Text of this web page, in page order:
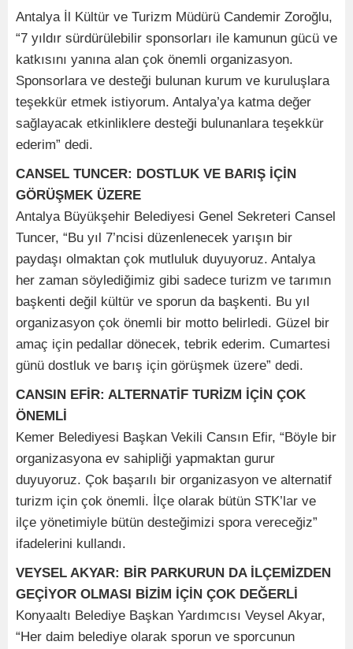
Antalya İl Kültür ve Turizm Müdürü Candemir Zoroğlu,
“7 yıldır sürdürülebilir sponsorları ile kamunun gücü ve
katkısını yanına alan çok önemli organizasyon.
Sponsorlara ve desteği bulunan kurum ve kuruluşlara
teşekkür etmek istiyorum. Antalya’ya katma değer
sağlayacak etkinliklere desteği bulunanlara teşekkür
ederim” dedi.
CANSEL TUNCER: DOSTLUK VE BARIŞ İÇİN
GÖRÜŞMEK ÜZERE
Antalya Büyükşehir Belediyesi Genel Sekreteri Cansel
Tuncer, “Bu yıl 7’ncisi düzenlenecek yarışın bir
paydaşı olmaktan çok mutluluk duyuyoruz. Antalya
her zaman söylediğimiz gibi sadece turizm ve tarımın
başkenti değil kültür ve sporun da başkenti. Bu yıl
organizasyon çok önemli bir motto belirledi. Güzel bir
amaç için pedallar dönecek, tebrik ederim. Cumartesi
günü dostluk ve barış için görüşmek üzere” dedi.
CANSIN EFİR: ALTERNATİF TURİZM İÇİN ÇOK
ÖNEMLİ
Kemer Belediyesi Başkan Vekili Cansın Efir, “Böyle bir
organizasyona ev sahipliği yapmaktan gurur
duyuyoruz. Çok başarılı bir organizasyon ve alternatif
turizm için çok önemli. İlçe olarak bütün STK’lar ve
ilçe yönetimiyle bütün desteğimizi spora vereceğiz”
ifadelerini kullandı.
VEYSEL AKYAR: BİR PARKURUN DA İLÇEMİZDEN
GEÇİYOR OLMASI BİZİM İÇİN ÇOK DEĞERLİ
Konyaaltı Belediye Başkan Yardımcısı Veysel Akyar,
“Her daim belediye olarak sporun ve sporcunun